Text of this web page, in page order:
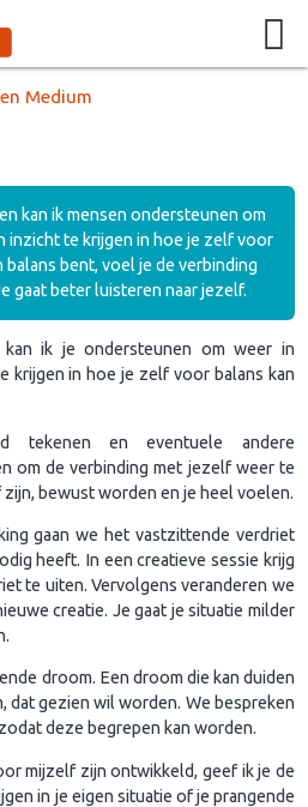
Medium
kan ik mensen ondersteunen om
inzicht te krijgen in hoe je zelf voor
balans bent, voel je de verbinding
gaat beter luisteren naar jezelf.
kan ik je ondersteunen om weer in
krijgen in hoe je zelf voor balans kan
tekenen en eventuele andere
om de verbinding met jezelf weer te
bewust worden en je heel voelen.
gaan we het vastzittende verdriet
heeft. In een creatieve sessie krijg
te uiten. Vervolgens veranderen we
creatie. Je gaat je situatie milder
droom. Een droom die kan duiden
dat gezien wil worden. We bespreken
deze begrepen kan worden.
mijzelf zijn ontwikkeld, geef ik je de
in je eigen situatie of je prangende